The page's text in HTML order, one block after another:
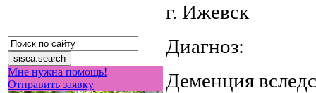
Мне нужна помощь!
Отправить заявку
г. Ижевск
Диагноз:
Деменция